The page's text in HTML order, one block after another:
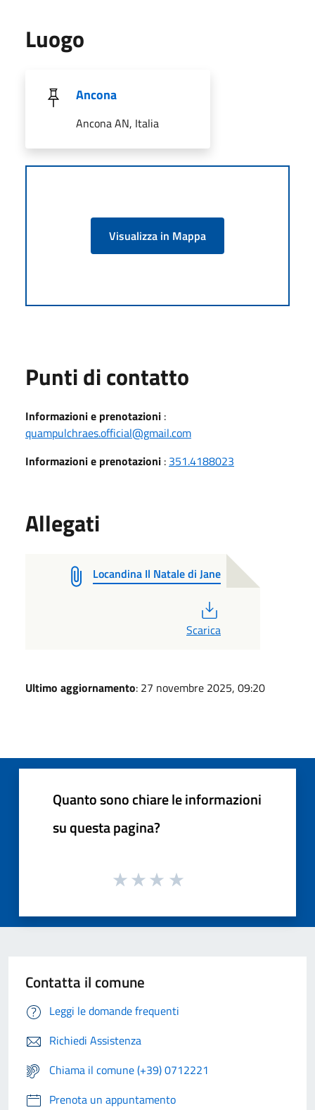
Luogo
Ancona
Ancona AN, Italia
Visualizza in Mappa
Punti di contatto
Informazioni e prenotazioni :
quampulchraes.official@gmail.com
Informazioni e prenotazioni : 351.4188023
Allegati
Locandina Il Natale di Jane
Scarica
Ultimo aggiornamento: 27 novembre 2025, 09:20
Quanto sono chiare le informazioni
su questa pagina?
Contatta il comune
Leggi le domande frequenti
Richiedi Assistenza
Chiama il comune (+39) 0712221
Prenota un appuntamento